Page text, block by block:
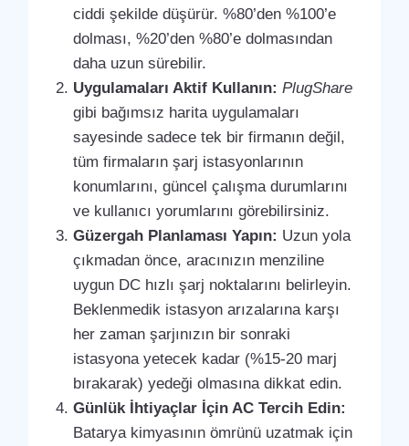
ciddi şekilde düşürür. %80’den %100’e
dolması, %20’den %80’e dolmasından
daha uzun sürebilir.
Uygulamaları Aktif Kullanın: PlugShare
gibi bağımsız harita uygulamaları
sayesinde sadece tek bir firmanın değil,
tüm firmaların şarj istasyonlarının
konumlarını, güncel çalışma durumlarını
ve kullanıcı yorumlarını görebilirsiniz.
Güzergah Planlaması Yapın: Uzun yola
çıkmadan önce, aracınızın menziline
uygun DC hızlı şarj noktalarını belirleyin.
Beklenmedik istasyon arızalarına karşı
her zaman şarjınızın bir sonraki
istasyona yetecek kadar (%15-20 marj
bırakarak) yedeği olmasına dikkat edin.
Günlük İhtiyaçlar İçin AC Tercih Edin:
Batarya kimyasının ömrünü uzatmak için